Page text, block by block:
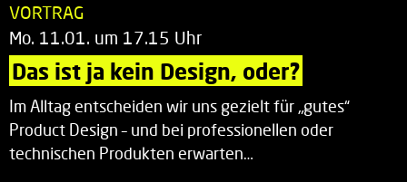
VORTRAG
Mo. 11.01. um 17.15 Uhr
Das ist ja kein Design, oder?
Im Alltag entscheiden wir uns gezielt für „gutes“
Product Design – und bei professionellen oder
technischen Produkten erwarten…